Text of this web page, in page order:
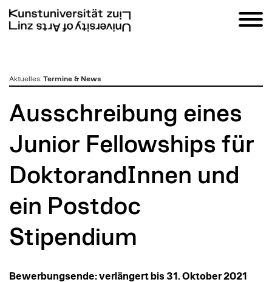
zumAktuelles: Termine & News
Ausschreibung eines
Junior Fellowships für
DoktorandInnen und
ein Postdoc
Stipendium
Bewerbungsende: verlängert bis 31. Oktober 2021